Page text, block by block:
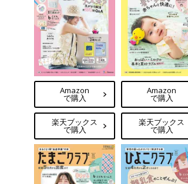
Amazon
で購入
楽天ブックス
で購入
Amazon
で購入
楽天ブックス
で購入